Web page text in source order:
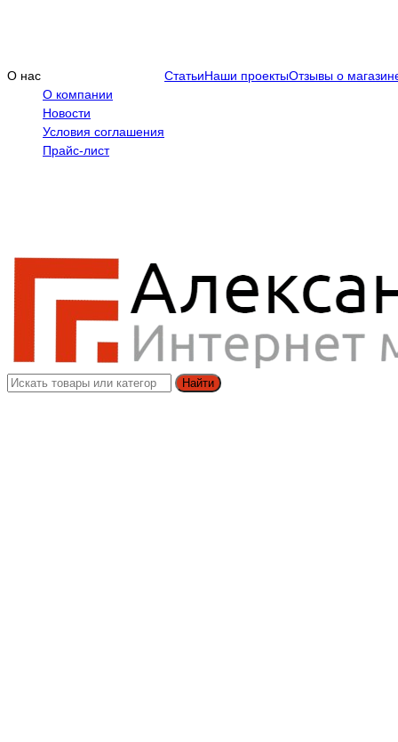
О нас
О компании
Новости
Условия соглашения
Прайс-лист
СтатьиНаши проектыОтзывы о
Найти